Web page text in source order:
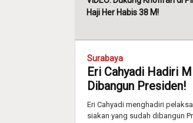
Haji Her Habis 38 M!
Surabaya
Eri Cahyadi Hadiri
Dibangun Presiden!
Eri Cahyadi menghadiri
siakan yang sudah dibangun